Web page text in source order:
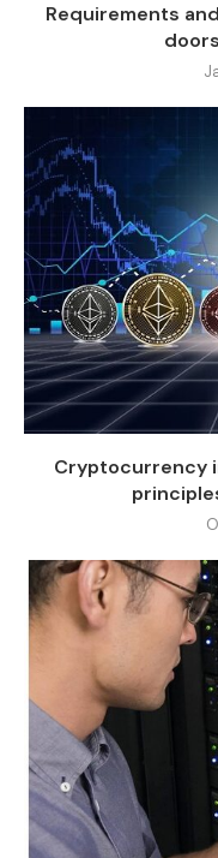
Requirements
Cryptocurrency